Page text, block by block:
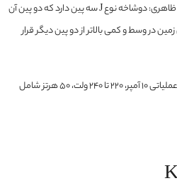
ویژگی‌های خاص خود را نیز دارد: شکل ظاهری: دوشاخه نوع J سه پین دارد که دو پین آن
در وسط و کمی بالاتر از دو پین دیگر قرار
دوشاخه ها و پریزهای نوع J با محدوده عملیاتی 10 آمپر، 220 تا 240 ولت، 50 هرتز شامل